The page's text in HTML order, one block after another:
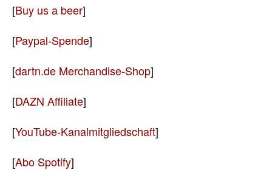
[Buy us a beer]
[Paypal-Spende]
[dartn.de Merchandise-Shop]
[DAZN Affiliate]
[YouTube-Kanalmitgliedschaft]
[Abo Spotify]